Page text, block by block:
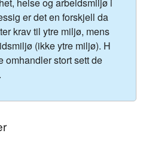
er det en forskjell da
krav til ytre miljø, mens
(ikke ytre miljø). H
omhandler stort sett de